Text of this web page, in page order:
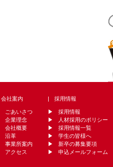
会社案内
ごあいさつ
企業理念
会社概要
沿革
事業所案内
アクセス
採用情報
採用情報
人材採用のポリシー
採用情報一覧
学生の皆様へ
新卒の募集要項
申込メールフォーム